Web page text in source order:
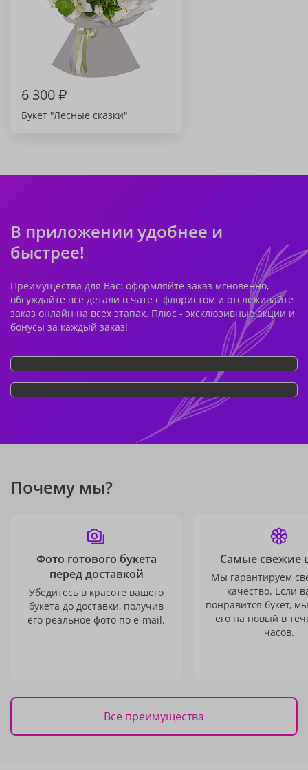
6 300₽
Букет "Лесные сказки"
В приложении удобнее и
быстрее!
Преимущества для Вас: оформляйте заказ мгновенно,
обсуждайте все детали в чате с флористом и отслеживайте
заказ онлайн на всех этапах. Плюс - эксклюзивные акции и
бонусы за каждый заказ!
Почему мы?
Фото готового букета
перед доставкой
Убедитесь в красоте вашего
букета до доставки, получив
его реальное фото по e-mail.
Самые свежие
Мы гарантируем
качество. Если
понравится букет,
его на новый в
часов.
Все преимущества